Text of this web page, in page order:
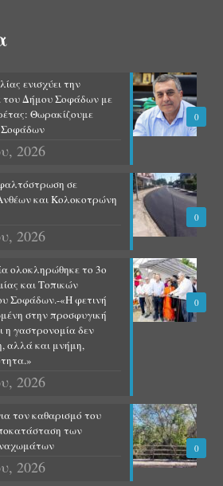
0
ενισχύει την
του Δήμου Σοφάδων με
Θωρακίζουμε
2026
0
σε
και Κολοκοτρώνη
2026
0
ολοκληρώθηκε το 3ο
και Τοπικών
Σοφάδων.-«Η φετινή
στην προσφυγική
η γαστρονομία δεν
αλλά και μνήμη,
2026
0
τον καθαρισμό του
των
2026